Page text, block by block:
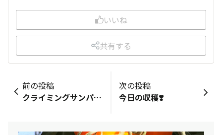
いいね
共有する
前の投稿
クライミングサンパラソル
次の投稿
今日の収穫❣️